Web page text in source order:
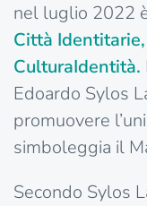
nel luglio 2022
Città
CulturaIdentità.
Edoardo Sylos
promuovere
simboleggia il
Secondo Sylos